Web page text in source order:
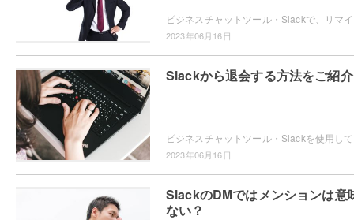
2023年06月16日
Slackから退会する方法をご紹
2023年06月16日
SlackのDMではメンションは意
ない？